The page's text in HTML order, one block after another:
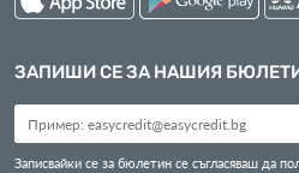
ЗАПИШИ СЕ ЗА НАШИЯ
Записвайки се за бюлетин се съгласяваш да